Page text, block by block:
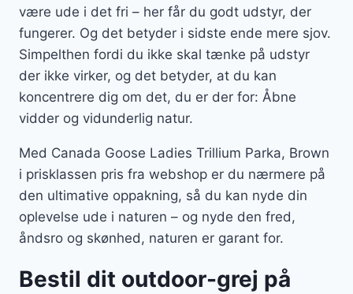
være ude i det fri – her får du godt udstyr, der
fungerer. Og det betyder i sidste ende mere sjov.
Simpelthen fordi du ikke skal tænke på udstyr
der ikke virker, og det betyder, at du kan
koncentrere dig om det, du er der for: Åbne
vidder og vidunderlig natur.
Med Canada Goose Ladies Trillium Parka, Brown
i prisklassen pris fra webshop er du nærmere på
den ultimative oppakning, så du kan nyde din
oplevelse ude i naturen – og nyde den fred,
åndsro og skønhed, naturen er garant for.
Bestil dit outdoor-grej på